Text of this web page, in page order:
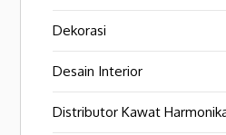
Dekorasi
Desain Interior
Distributor Kawat